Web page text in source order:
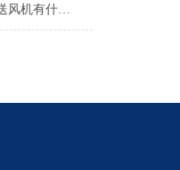
消防排烟风机与正压送风机有什么区别?